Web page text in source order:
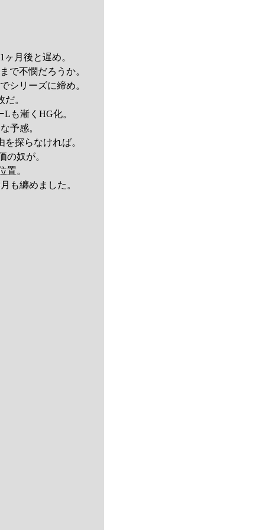
月後と遅め。
で不憫だろうか。
シリーズに締め。
。
も漸くHG化。
予感。
探らなければ。
の奴が。
置。
も纏めました。